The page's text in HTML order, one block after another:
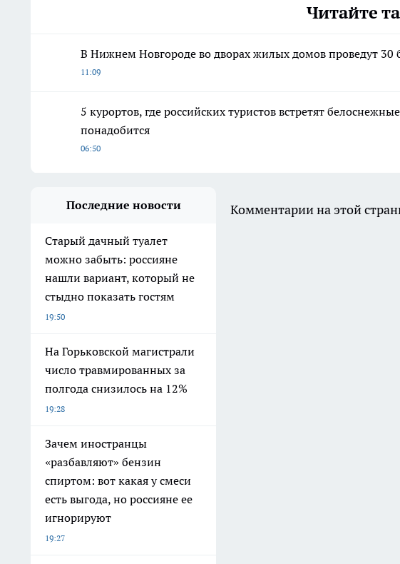
Читайте
В Нижнем Новгороде во дворах жилых домов проведут 30
11:09
5 курортов, где российских туристов встретят
понадобится
06:50
Последние новости
Старый дачный туалет
можно забыть: россияне
нашли вариант, который не
стыдно показать гостям
19:50
На Горьковской магистрали
число травмированных за
полгода снизилось на 12%
19:28
Зачем иностранцы
«разбавляют» бензин
спиртом: вот какая у смеси
есть выгода, но россияне ее
игнорируют
19:27
Комментарии на этой